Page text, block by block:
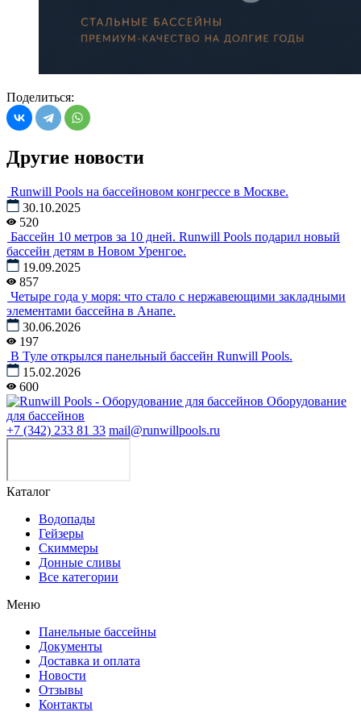
Поделиться:
Другие новости
Runwill Pools на бассейновом конгрессе в Москве.
30.10.2025
520
Бассейн 10 метров за 10 дней. Runwill Pools подарил новый
бассейн детям в Новом Уренгое.
19.09.2025
857
Четыре года у моря: что стало с нержавеющими закладными
элементами бассейна в Анапе.
30.06.2026
197
В Туле открылся панельный бассейн Runwill Pools.
15.02.2026
600
Оборудование
для бассейнов
+7 (342) 233 81 33 mail@runwillpools.ru
Каталог
Водопады
Гейзеры
Скиммеры
Донные сливы
Все категории
Меню
Панельные бассейны
Документы
Доставка и оплата
Новости
Отзывы
Контакты